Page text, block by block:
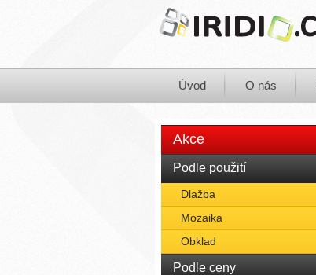
Úvod O nás
Akce
Podle použití
Dlažba
Mozaika
Obklad
Podle ceny